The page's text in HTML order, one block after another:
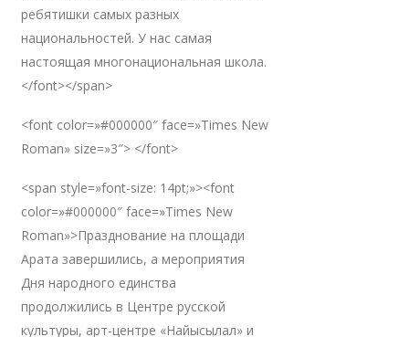
ребятишки самых разных
национальностей. У нас самая
настоящая многонациональная школа.
</font></span>
<font color=»#000000″ face=»Times New
Roman» size=»3″> </font>
<span style=»font-size: 14pt;»><font
color=»#000000″ face=»Times New
Roman»>Празднование на площади
Арата завершились, а мероприятия
Дня народного единства
продолжились в Центре русской
культуры, арт-центре «Найысылал» и